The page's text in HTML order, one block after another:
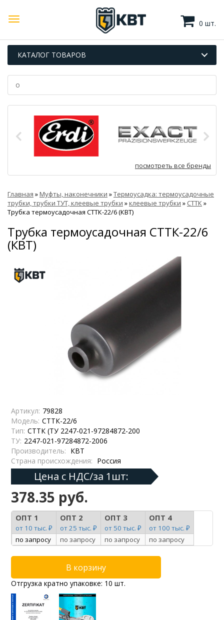
0 шт.
КАТАЛОГ ТОВАРОВ
посмотреть все бренды
Главная »Муфты, наконечники »Термоусадка: термоусадочные
трубки, трубки ТУТ, клеевые трубки »клеевые трубки » СТТК »
Трубка термоусадочная СТТК-22/6 (КВТ)
Трубка термоусадочная СТТК-22/6
(КВТ)
Артикул: 79828
Модель: СТТК-22/6
Тип: СТТК (ТУ 2247-021-97284872-200
ТУ: 2247-021-97284872-2006
Производитель: КВТ
Страна происхождения: Россия
Цена с НДС/за 1шт:
378.35 руб.
ОПТ 1
от 10 тыс. ₽
ОПТ 2
от 25 тыс. ₽
ОПТ 3
от 50 тыс. ₽
ОПТ 4
от 100 тыс. ₽
по запросу
по запросу по запросу по запросу
Отгрузка кратно упаковке: 10 шт.